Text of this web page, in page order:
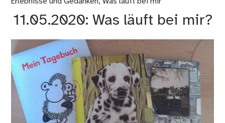
11.05.2020: Was läuft bei mir?